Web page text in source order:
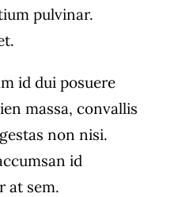
pulvinar.
id dui posuere
massa, convallis
non nisi.
id
at sem.